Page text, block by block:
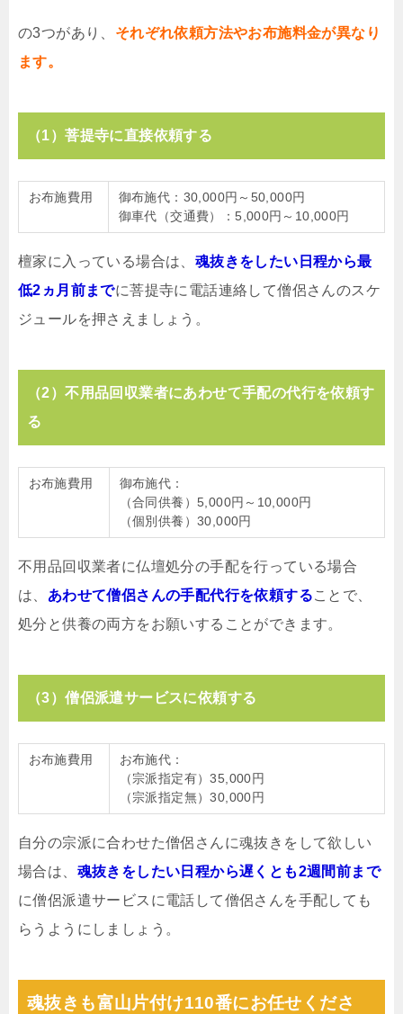
の3つがあり、 それぞれ依頼方法やお布施料金が異なり
ます。
（1）菩提寺に直接依頼する
お布施費用
御布施代：30,000円～50,000円
御車代（交通費）：5,000円～10,000円
檀家に入っている場合は、 魂抜きをしたい日程から最
低2ヵ月前までに菩提寺に電話連絡して僧侶さんのスケ
ジュールを押さえましょう。
（2）不用品回収業者にあわせて手配の代行を依頼す
る
お布施費用
御布施代：
（合同供養）5,000円～10,000円
（個別供養）30,000円
不用品回収業者に仏壇処分の手配を行っている場合
は、 あわせて僧侶さんの手配代行を依頼することで、
処分と供養の両方をお願いすることができます。
（3）僧侶派遣サービスに依頼する
お布施費用
お布施代：
（宗派指定有）35,000円
（宗派指定無）30,000円
自分の宗派に合わせた僧侶さんに魂抜きをして欲しい
場合は、 魂抜きをしたい日程から遅くとも2週間前まで
に僧侶派遣サービスに電話して僧侶さんを手配しても
らうようにしましょう。
魂抜きも富山片付け110番にお任せくださ